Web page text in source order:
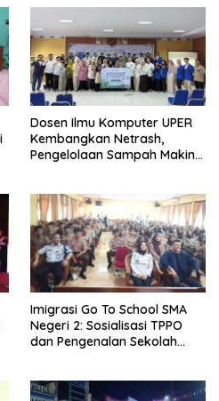
Dosen Ilmu Komputer UPER
Kembangkan Netrash,
Pengelolaan Sampah Makin
Imigrasi Go To School SMA
Negeri 2: Sosialisasi TPPO
dan Pengenalan Sekolah